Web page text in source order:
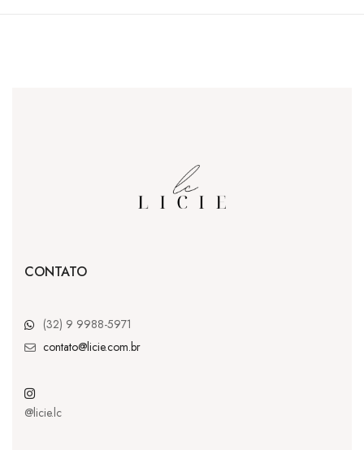
CONTATO
(32) 9 9988-5971
contato@licie.com.br
@licie.lc